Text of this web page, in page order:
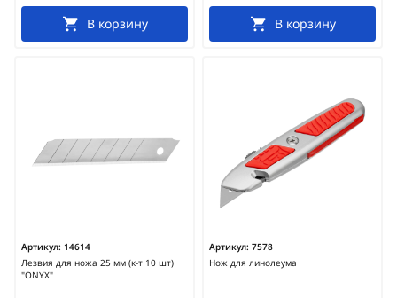
В корзину В корзину
Артикул: 14614
Лезвия для ножа 25 мм (к-т 10 шт)
"ONYX"
Артикул: 7578
Нож для линолеума